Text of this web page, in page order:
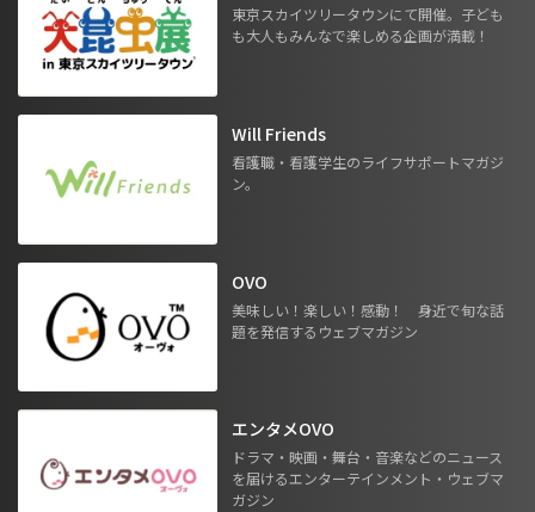
東京スカイツリータウンにて開催。子ども
も大人もみんなで楽しめる企画が満載！
Will Friends
看護職・看護学生のライフサポートマガジ
ン。
OVO
美味しい！楽しい！感動！ 身近で旬な話
題を発信するウェブマガジン
エンタメOVO
ドラマ・映画・舞台・音楽などのニュース
を届けるエンターテインメント・ウェブマ
ガジン